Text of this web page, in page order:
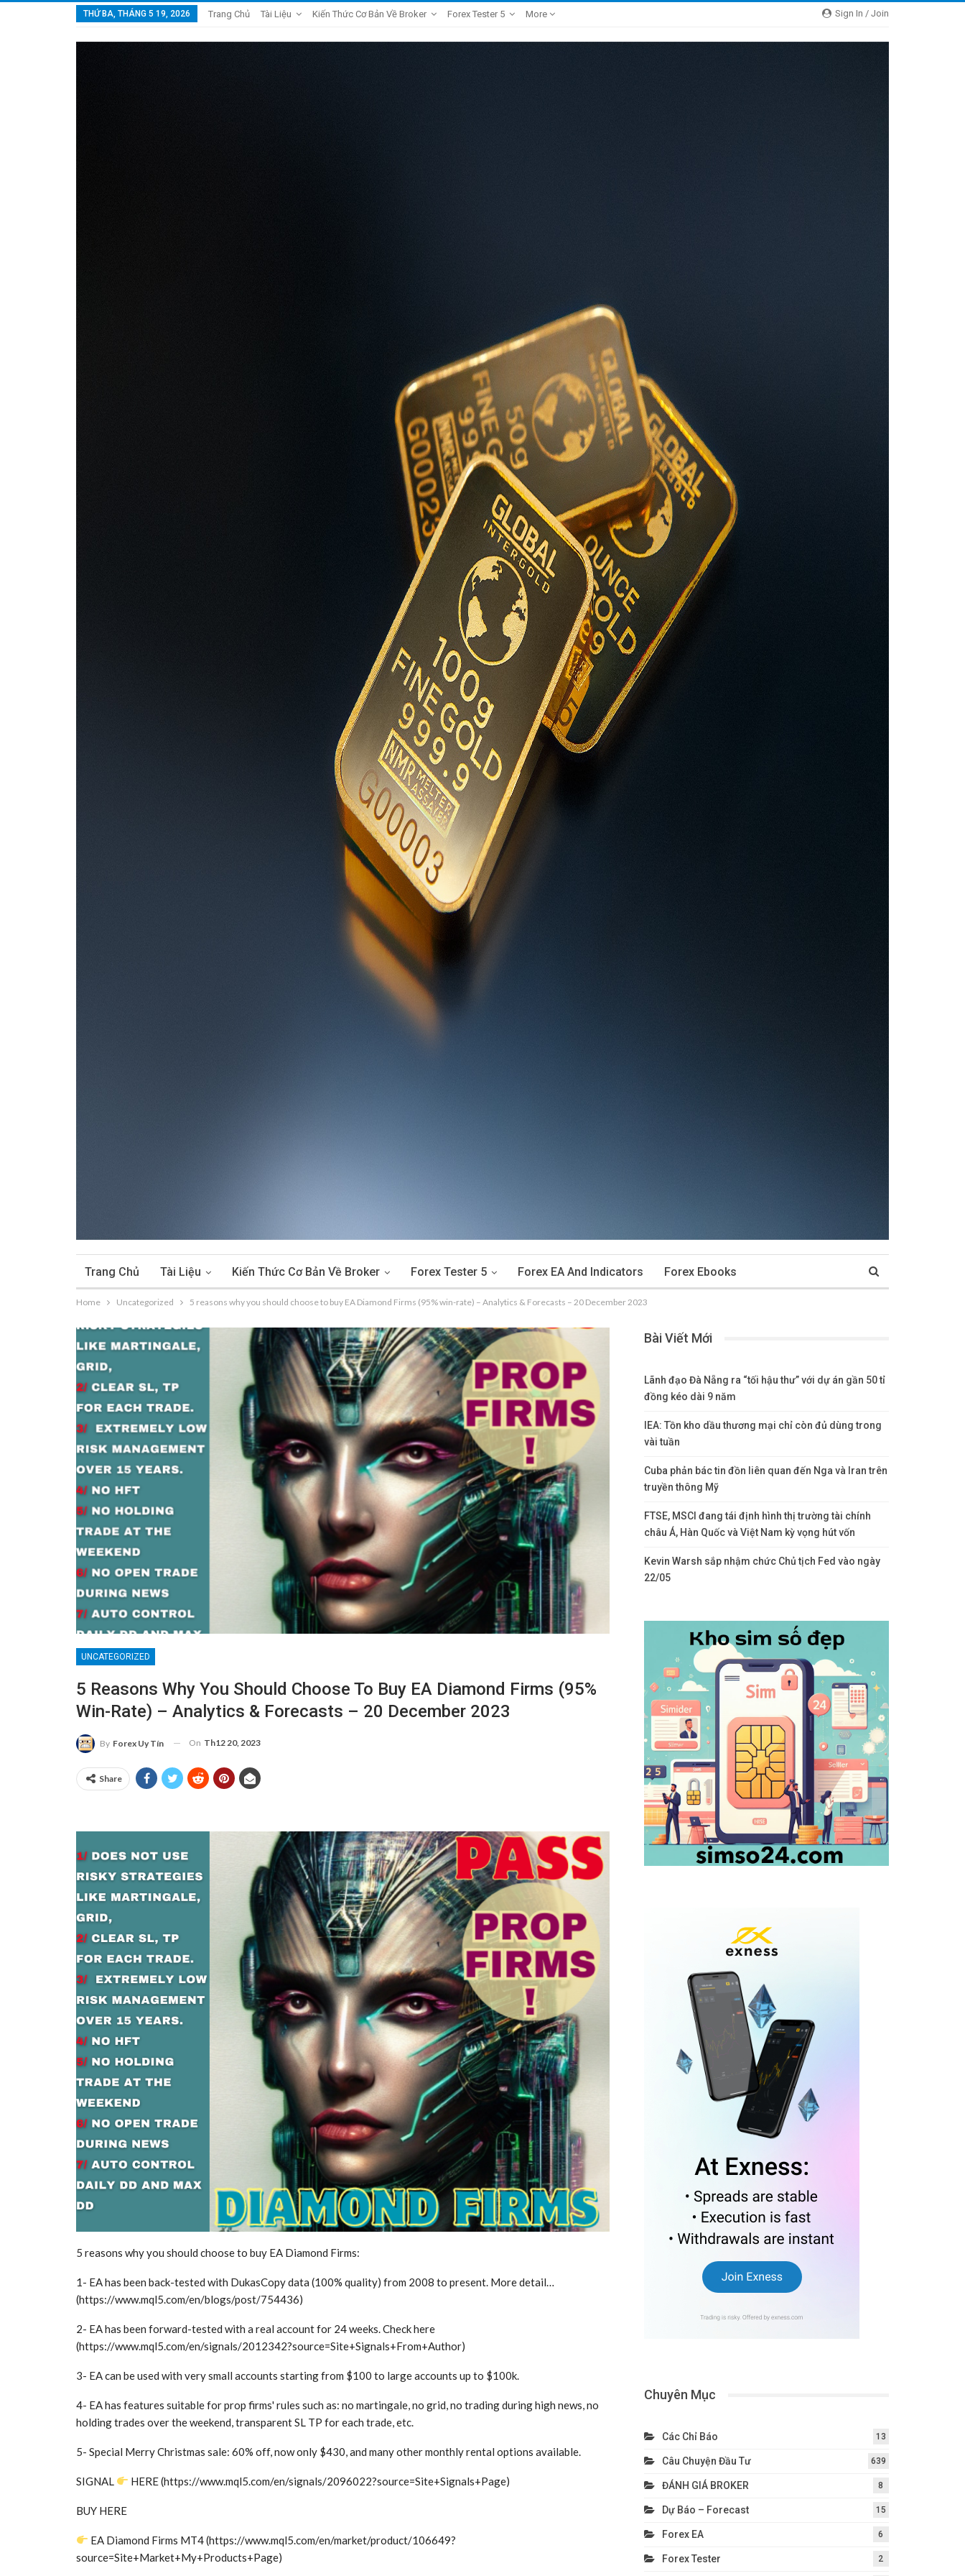
Sign In / Join
THỨ BA, THÁNG 5 19, 2026 Trang Chủ Tài Liệu Kiến Thức Cơ Bản Về Broker Forex Tester 5 More
Trang Chủ Tài Liệu Kiến Thức Cơ Bản Về Broker Forex Tester 5 Forex EA And Indicators Forex Ebooks
Home Uncategorized 5 reasons why you should choose to buy EA Diamond Firms (95% win-rate) – Analytics & Forecasts – 20 December 2023
UNCATEGORIZED
5 Reasons Why You Should Choose To Buy EA Diamond Firms (95%
Win-Rate) – Analytics & Forecasts – 20 December 2023
By Forex Uy Tín On Th12 20, 2023
Share
5 reasons why you should choose to buy EA Diamond Firms:
1- EA has been back-tested with DukasCopy data (100% quality) from 2008 to present. More detail…
(https://www.mql5.com/en/blogs/post/754436)
2- EA has been forward-tested with a real account for 24 weeks. Check here
(https://www.mql5.com/en/signals/2012342?source=Site+Signals+From+Author)
3- EA can be used with very small accounts starting from $100 to large accounts up to $100k.
4- EA has features suitable for prop firms' rules such as: no martingale, no grid, no trading during high news, no
holding trades over the weekend, transparent SL TP for each trade, etc.
5- Special Merry Christmas sale: 60% off, now only $430, and many other monthly rental options available.
SIGNAL HERE (https://www.mql5.com/en/signals/2096022?source=Site+Signals+Page)
BUY HERE
EA Diamond Firms MT4 (https://www.mql5.com/en/market/product/106649?
source=Site+Market+My+Products+Page)
Bài Viết Mới
Lãnh đạo Đà Nẵng ra “tối hậu thư” với dự án gần 50 tỉ
đồng kéo dài 9 năm
IEA: Tồn kho dầu thương mại chỉ còn đủ dùng trong
vài tuần
Cuba phản bác tin đồn liên quan đến Nga và Iran trên
truyền thông Mỹ
FTSE, MSCI đang tái định hình thị trường tài chính
châu Á, Hàn Quốc và Việt Nam kỳ vọng hút vốn
Kevin Warsh sắp nhậm chức Chủ tịch Fed vào ngày
22/05
Chuyên Mục
Các Chỉ Báo 13
Câu Chuyện Đầu Tư 639
ĐÁNH GIÁ BROKER 8
Dự Báo – Forecast 15
Forex EA 6
Forex Tester 2